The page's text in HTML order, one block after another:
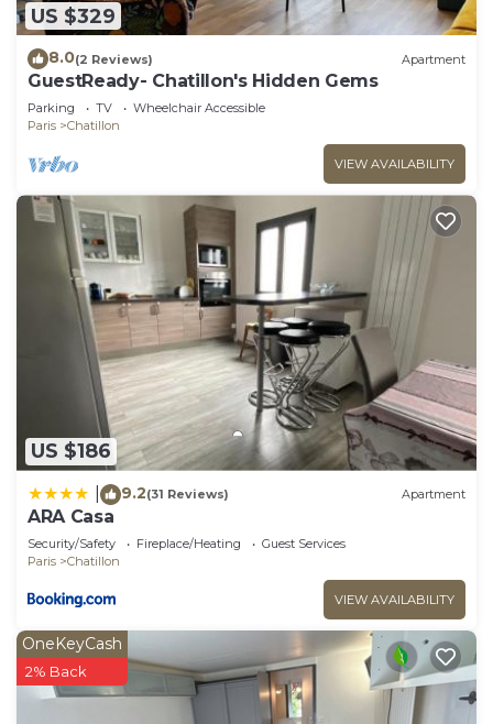
things to do nearby, you can check below to learn
more.
US $329
8.0(2 Reviews) Apartment
GuestReady- Chatillon's Hidden Gems
Parking TV
Wheelchair Accessible
Paris
Chatillon
VIEW AVAILABILITY
US $186
9.2(31 Reviews) Apartment
ARA Casa
Security/Safety Fireplace/Heating
Guest Services
Paris
Chatillon
VIEW AVAILABILITY
OneKeyCash
2% Back